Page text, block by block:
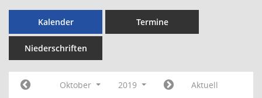
Kalender Termine
Niederschriften
Oktober 2019
Aktuell